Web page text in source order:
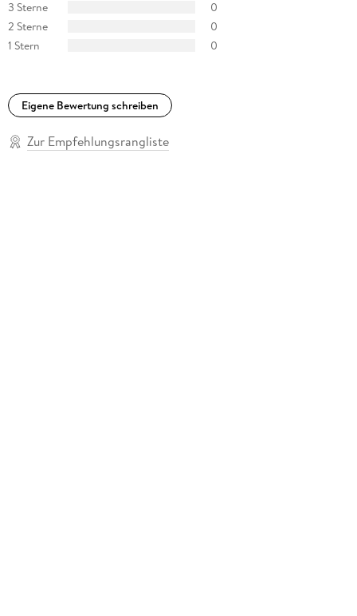
3 Sterne
0
2 Sterne
0
1 Stern
0
Eigene Bewertung schreiben
Zur Empfehlungsrangliste